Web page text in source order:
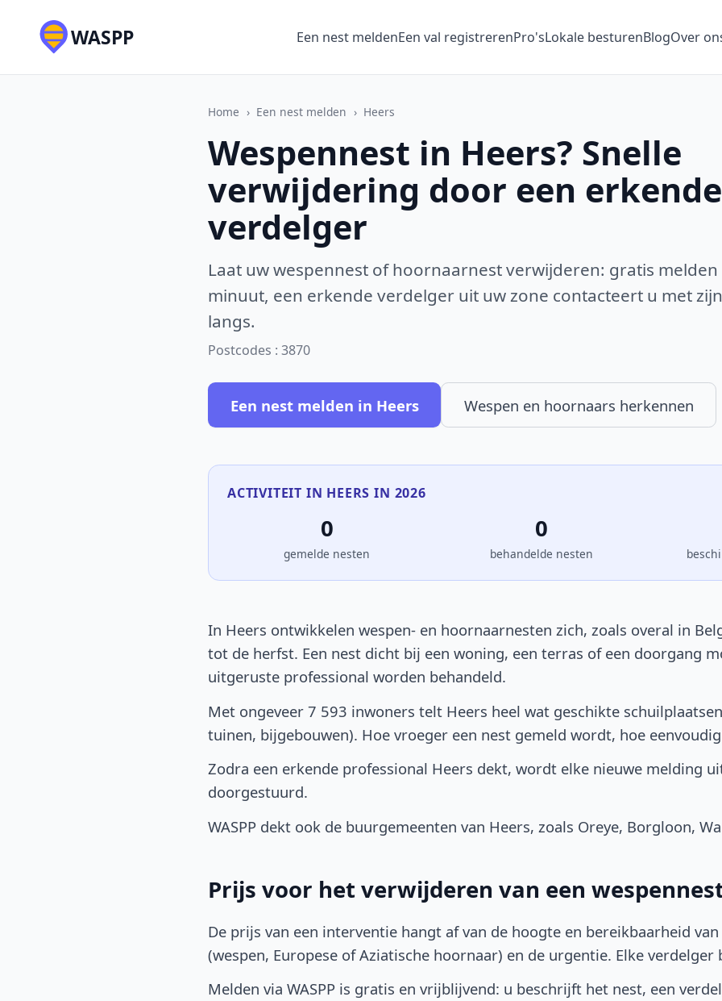
WASPP Een nest meldenEen val registrerenPro'sLokale besturenBlogOver
Home › Een nest melden › Heers
Wespennest in Heers? Snelle
verwijdering door een erkende
verdelger
Laat uw wespennest of hoornaarnest verwijderen: gratis
minuut, een erkende verdelger uit uw zone contacteert u met
langs.
Postcodes : 3870
Een nest melden in Heers Wespen en hoornaars herkennen
ACTIVITEIT IN HEERS IN 2026
0
gemelde nesten
0
behandelde nesten
In Heers ontwikkelen wespen- en hoornaarnesten zich, zoals overal in
tot de herfst. Een nest dicht bij een woning, een terras of een doorgang
uitgeruste professional worden behandeld.
Met ongeveer 7 593 inwoners telt Heers heel wat geschikte
tuinen, bijgebouwen). Hoe vroeger een nest gemeld wordt, hoe
Zodra een erkende professional Heers dekt, wordt elke nieuwe melding
doorgestuurd.
WASPP dekt ook de buurgemeenten van Heers, zoals Oreye, Borgloon,
Prijs voor het verwijderen van een
De prijs van een interventie hangt af van de hoogte en bereikbaarheid
(wespen, Europese of Aziatische hoornaar) en de urgentie. Elke
Melden via WASPP is gratis en vrijblijvend: u beschrijft het nest, een